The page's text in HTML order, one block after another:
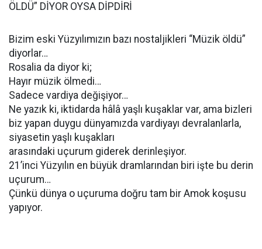
ÖLDÜ” DİYOR OYSA DİPDİRİ
Bizim eski Yüzyılımızın bazı nostaljikleri “Müzik öldü”
diyorlar…
Rosalia da diyor ki;
Hayır müzik ölmedi…
Sadece vardiya değişiyor…
Ne yazık ki, iktidarda hâlâ yaşlı kuşaklar var, ama bizleri
biz yapan duygu dünyamızda vardiyayı devralanlarla,
siyasetin yaşlı kuşakları
arasındaki uçurum giderek derinleşiyor.
21’inci Yüzyılın en büyük dramlarından biri işte bu derin
uçurum…
Çünkü dünya o uçuruma doğru tam bir Amok koşusu
yapıyor.